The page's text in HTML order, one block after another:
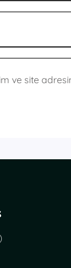
ve site